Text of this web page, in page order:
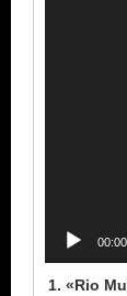
00:00
1. «Rio